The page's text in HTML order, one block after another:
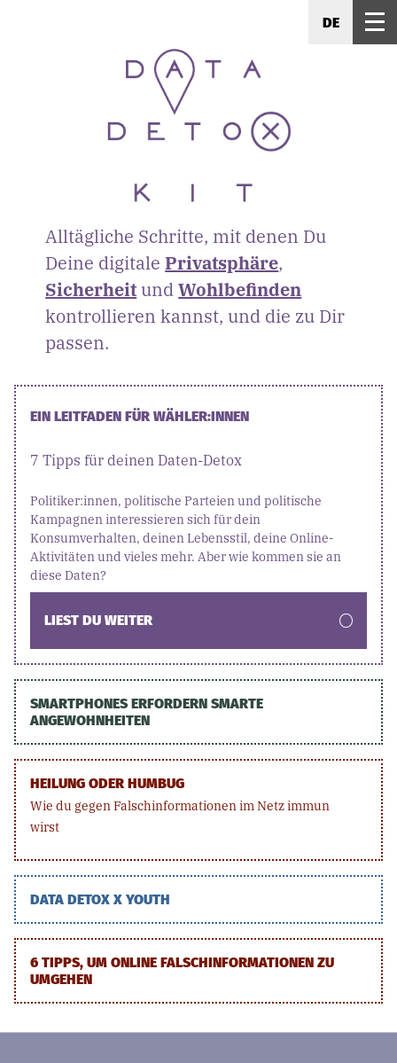
DE
Alltägliche Schritte, mit denen Du
Deine digitalePrivatsphäre,
SicherheitundWohlbefinden
kontrollieren kannst, und die zu Dir
passen.
EIN LEITFADEN FÜR WÄHLER:INNEN
7 Tipps für deinen Daten-Detox
Politiker:innen, politische Parteien und politische
Kampagnen interessieren sich für dein
Konsumverhalten, deinen Lebensstil, deine Online-
Aktivitäten und vieles mehr. Aber wie kommen sie an
diese Daten?
LIEST DU WEITER
SMARTPHONES ERFORDERN SMARTE
ANGEWOHNHEITEN
HEILUNG ODER HUMBUG
Wie du gegen Falschinformationen im Netz immun
wirst
DATA DETOX X YOUTH
6 TIPPS, UM ONLINE FALSCHINFORMATIONEN ZU
UMGEHEN